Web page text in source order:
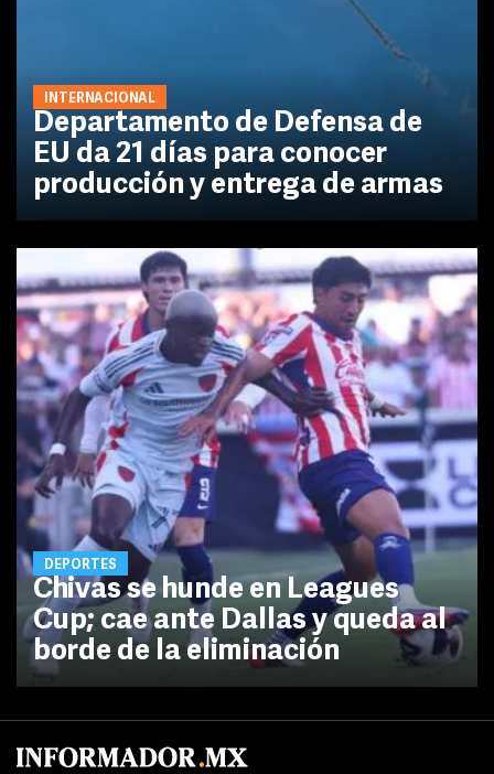
INTERNACIONAL
Departamento de Defensa de
EU da 21 días para conocer
producción y entrega de armas
DEPORTES
Chivas se hunde en Leagues
Cup; cae ante Dallas y queda al
borde de la eliminación